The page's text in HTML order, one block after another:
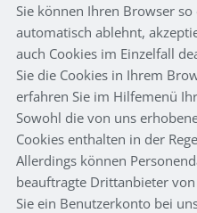
Sie können Ihren Browser
automatisch ablehnt,
auch Cookies im Einzelfall
Sie die Cookies in Ihrem
erfahren Sie im Hilfemenü
Sowohl die von uns
Cookies enthalten in der
Allerdings können
beauftragte Drittanbieter
Sie ein Benutzerkonto bei